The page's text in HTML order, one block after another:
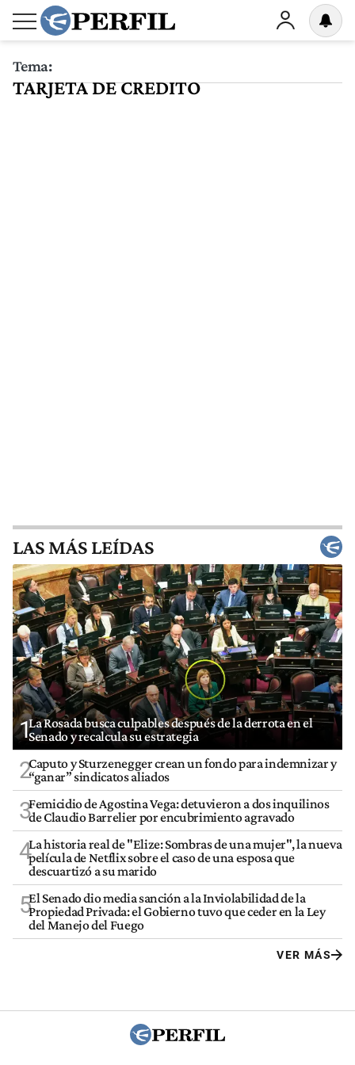
Tema:
TARJETA DE CREDITO
LAS MÁS LEÍDAS
1La Rosada busca culpables después de la derrota en el
Senado y recalcula su estrategia
2Caputo y Sturzenegger crean un fondo para indemnizar y
“ganar” sindicatos aliados
3Femicidio de Agostina Vega: detuvieron a dos inquilinos
de Claudio Barrelier por encubrimiento agravado
4La historia real de "Elize: Sombras de una mujer", la nueva
película de Netflix sobre el caso de una esposa que
descuartizó a su marido
5El Senado dio media sanción a la Inviolabilidad de la
Propiedad Privada: el Gobierno tuvo que ceder en la Ley
del Manejo del Fuego
VER MÁS